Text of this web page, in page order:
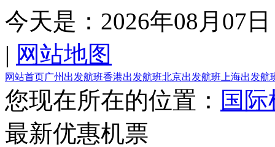
今天是： 2026年08月07日
| 网站地图
网站首页广州出发航班香港出发航班北京出发航班 上海出发航
您现在所在的位置： 国
最新优惠机票